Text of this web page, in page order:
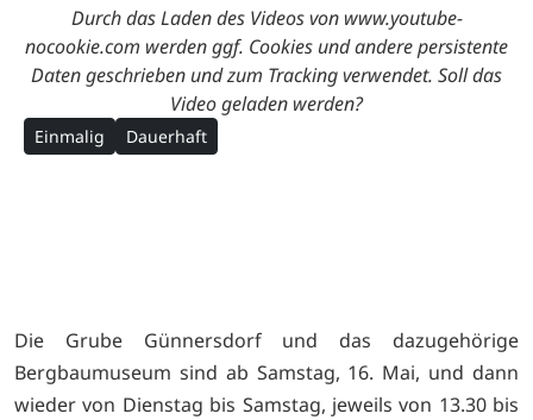
Durch das Laden des Videos von www.youtube-
nocookie.com werden ggf. Cookies und andere persistente
Daten geschrieben und zum Tracking verwendet. Soll das
Video geladen werden?
Einmalig Dauerhaft
Die Grube Günnersdorf und das dazugehörige
Bergbaumuseum sind ab Samstag, 16. Mai, und dann
wieder von Dienstag bis Samstag, jeweils von 13.30 bis